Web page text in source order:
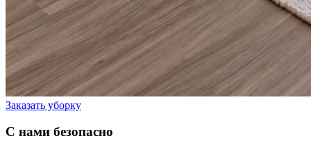
Заказать уборку
С нами безопасно